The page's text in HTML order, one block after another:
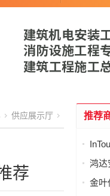
供应展示厅
荐
推荐
鸿达
金叶